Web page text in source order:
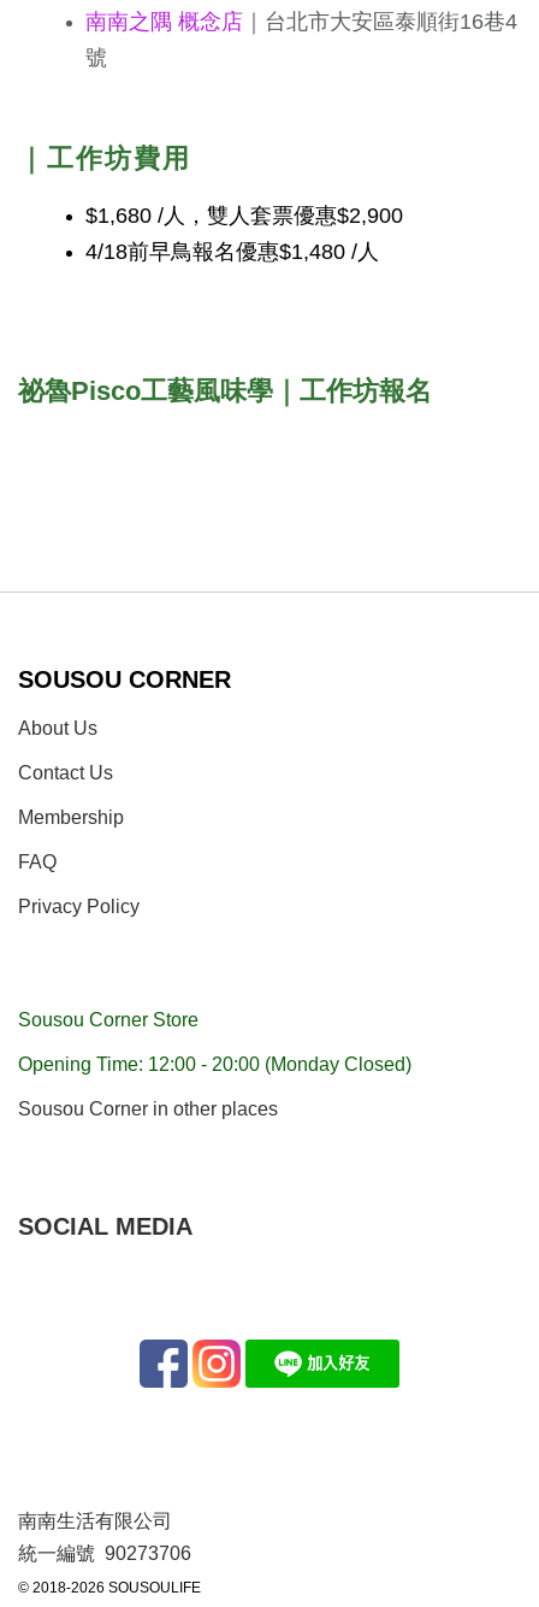
南南之隅 概念店 ｜台北市大安區泰順街16巷4
號
｜工作坊費用
$1,680 /人， 雙人套票優惠$2,900
4/18前早鳥報名優惠$1,480 /人
祕魯Pisco工藝風味學｜工作坊報名
SOUSOU CORNER
About Us
Contact Us
Membership
FAQ
Privacy Policy
Sousou Corner Store
Opening Time: 12:00 - 20:00 (Monday Closed)
Sousou Corner in other places
SOCIAL MEDIA
南南生活有限公司
統一編號 90273706
© 2018-2026 SOUSOULIFE